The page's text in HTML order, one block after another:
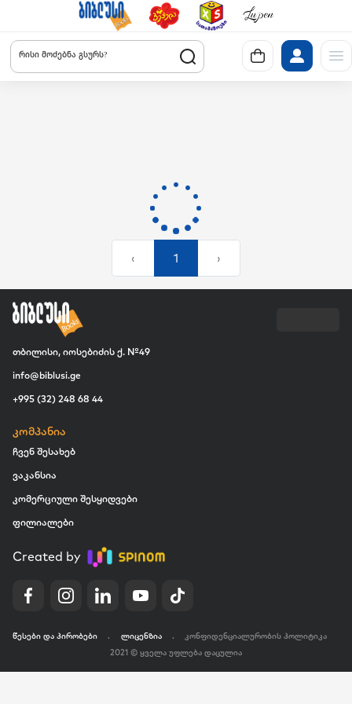
რისი მოძებნა გსურს?
‹ 1 ›
თბილისი, იოსებიძის ქ. №49
info@biblusi.ge
+995 (32) 248 68 44
კომპანია
ჩვენ შესახებ
ვაკანსია
კომერციული შესყიდვები
ფილიალები
Created by
წესები და პირობები . ლიცენზია .
კონფიდენციალურობის პოლიტიკა
2021 © ყველა უფლება დაცულია